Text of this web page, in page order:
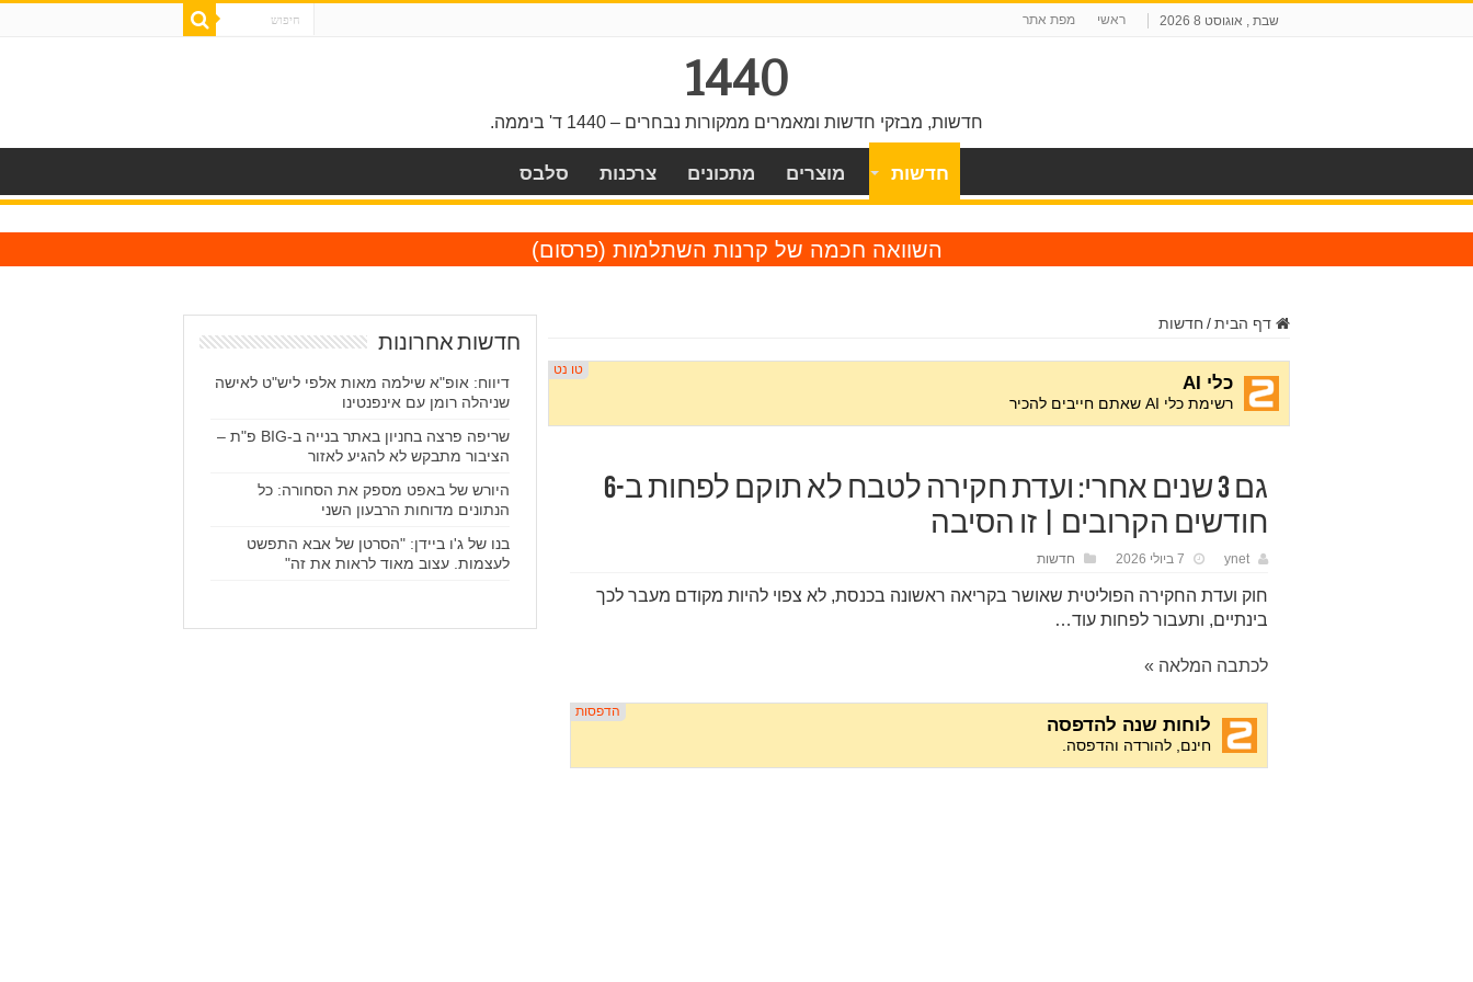
שבת , אוגוסט 8 2026 ראשי מפת אתר
1440
חדשות, מבזקי חדשות ומאמרים ממקורות נבחרים – 1440 ד' ביממה.
חדשות מוצרים מתכונים צרכנות סלבס
השוואה חכמה של קרנות השתלמות (פרסום)
דף הבית/ חדשות
גם 3 שנים אחרי: ועדת חקירה לטבח לא תוקם לפחות ב-6
חודשים הקרובים | זו הסיבה
ynet 7 ביולי 2026 חדשות
חוק ועדת החקירה הפוליטית שאושר בקריאה ראשונה בכנסת, לא צפוי להיות מקודם מעבר לכך
בינתיים, ותעבור לפחות עוד…
לכתבה המלאה »
חדשות אחרונות
דיווח: אופ"א שילמה מאות אלפי ליש"ט לאישה
שניהלה רומן עם אינפנטינו
שריפה פרצה בחניון באתר בנייה ב-BIG פ"ת –
הציבור מתבקש לא להגיע לאזור
היורש של באפט מספק את הסחורה: כל
הנתונים מדוחות הרבעון השני
בנו של ג'ו ביידן: "הסרטן של אבא התפשט
לעצמות. עצוב מאוד לראות את זה"